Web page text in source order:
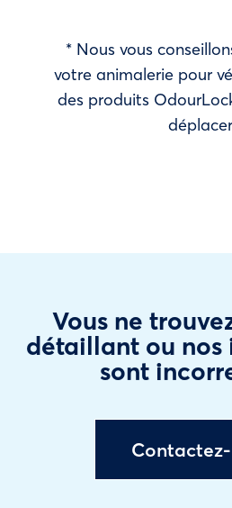
* Nous vous
votre animalerie pour
des produits
Vous ne
détaillant ou
sont